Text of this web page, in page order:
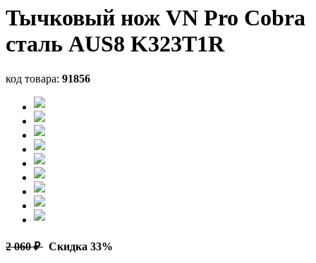
Тычковый нож VN Pro Cobra
сталь AUS8 K323T1R
код товара: 91856
2 060 ₽ Скидка 33%